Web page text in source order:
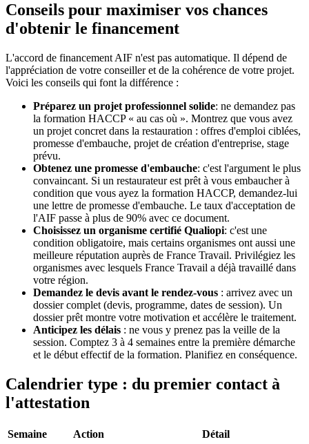
Conseils pour maximiser vos chances
d'obtenir le financement
L'accord de financement AIF n'est pas automatique. Il dépend de
l'appréciation de votre conseiller et de la cohérence de votre projet.
Voici les conseils qui font la différence :
Préparez un projet professionnel solide: ne demandez pas
la formation HACCP « au cas où ». Montrez que vous avez
un projet concret dans la restauration : offres d'emploi ciblées,
promesse d'embauche, projet de création d'entreprise, stage
prévu.
Obtenez une promesse d'embauche: c'est l'argument le plus
convaincant. Si un restaurateur est prêt à vous embaucher à
condition que vous ayez la formation HACCP, demandez-lui
une lettre de promesse d'embauche. Le taux d'acceptation de
l'AIF passe à plus de 90% avec ce document.
Choisissez un organisme certifié Qualiopi: c'est une
condition obligatoire, mais certains organismes ont aussi une
meilleure réputation auprès de France Travail. Privilégiez les
organismes avec lesquels France Travail a déjà travaillé dans
votre région.
Demandez le devis avant le rendez-vous : arrivez avec un
dossier complet (devis, programme, dates de session). Un
dossier prêt montre votre motivation et accélère le traitement.
Anticipez les délais : ne vous y prenez pas la veille de la
session. Comptez 3 à 4 semaines entre la première démarche
et le début effectif de la formation. Planifiez en conséquence.
Calendrier type : du premier contact à
l'attestation
Semaine Action Détail